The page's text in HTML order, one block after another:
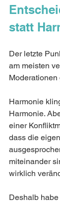
statt
Der letzte
am meisten
Moderationen
Harmonie
Harmonie.
einer
dass die
miteinander
wirklich
Deshalb